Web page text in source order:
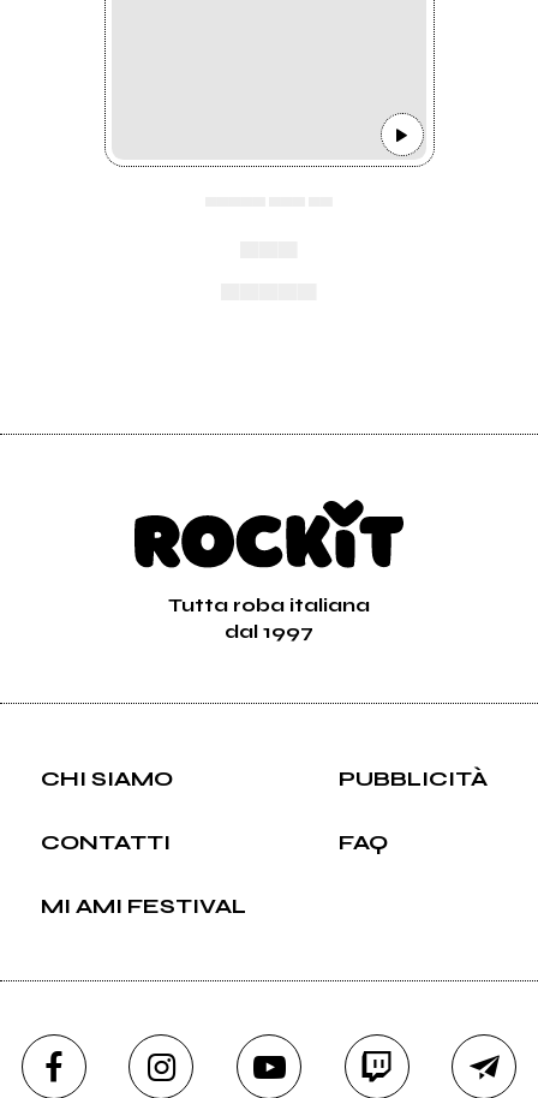
Tutta roba italiana
dal 1997
CHI SIAMO PUBBLICITÀ
CONTATTI FAQ
MI AMI FESTIVAL